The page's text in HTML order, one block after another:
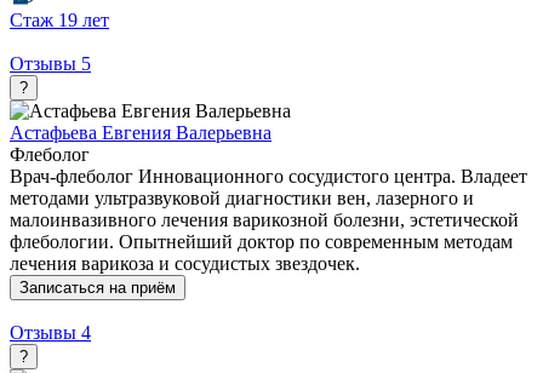
Стаж 19 лет
Отзывы 5
?
Астафьева Евгения Валерьевна
Флеболог
Врач-флеболог Инновационного сосудистого центра. Владеет
методами ультразвуковой диагностики вен, лазерного и
малоинвазивного лечения варикозной болезни, эстетической
флебологии. Опытнейший доктор по современным методам
лечения варикоза и сосудистых звездочек.
Записаться на приём
Отзывы 4
?